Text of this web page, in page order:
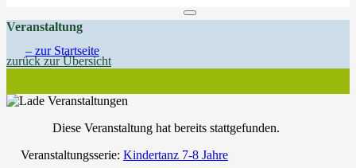
Veranstaltung
zurück zur Übersicht
Diese Veranstaltung hat bereits stattgefunden.
Veranstaltungsserie: Kindertanz 7-8 Jahre